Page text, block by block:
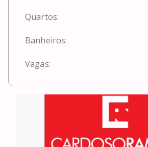
Quartos:
Banheiros:
Vagas: